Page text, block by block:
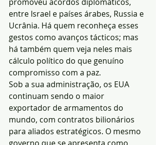
entre Israel e países árabes, Russia e
Ucrânia. Há quem reconheça esses
gestos como avanços tácticos; mas
há também quem veja neles mais
cálculo político do que genuíno
compromisso com a paz.
Sob a sua administração, os EUA
continuam sendo o maior
exportador de armamentos do
mundo, com contratos bilionários
para aliados estratégicos. O mesmo